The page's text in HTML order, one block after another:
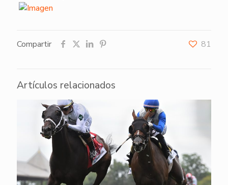
Compartir 81
Artículos relacionados